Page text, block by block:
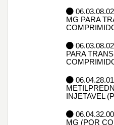
MG PARA
PARA
INJETAVEL
MG (POR